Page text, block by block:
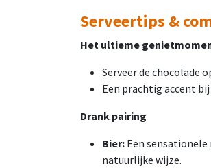
Serveertips &
Het ultieme
Serveer de chocolade
Een prachtig accent
Drank pairing
Bier: Een
natuurlijke wijze.